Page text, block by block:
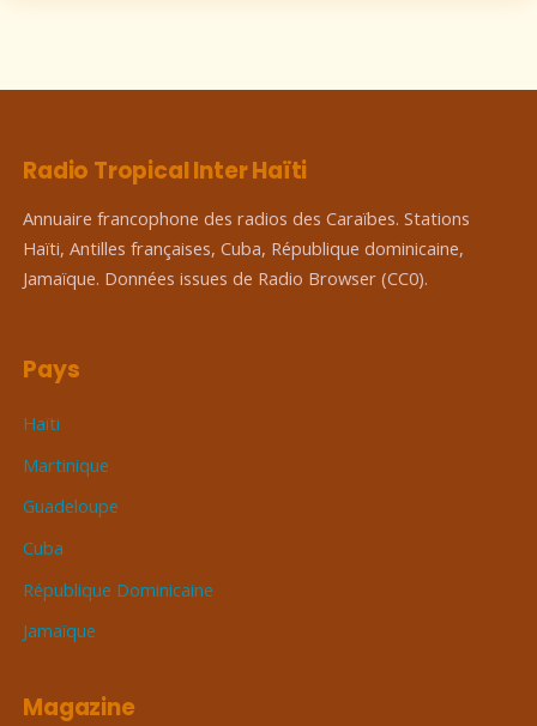
Radio Tropical Inter Haïti
Annuaire francophone des radios des Caraïbes. Stations
Haïti, Antilles françaises, Cuba, République dominicaine,
Jamaïque. Données issues de Radio Browser (CC0).
Pays
Haïti
Martinique
Guadeloupe
Cuba
République Dominicaine
Jamaïque
Magazine